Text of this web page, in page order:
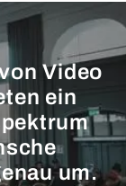
Video
ein
um.